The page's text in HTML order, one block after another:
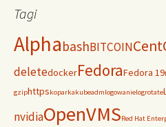
Tagi
AlphabashBITCOIN
deletedockerFedoraFedora 19
gziphttpskoparkakubeadmlogowanielogrotate
nvidiaOpenVMSRed Hat